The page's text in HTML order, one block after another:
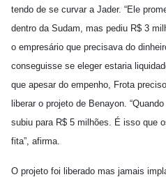
tendo de se curvar a Jader. “Ele
dentro da Sudam, mas pediu R$ 3
o empresário que precisava do
conseguisse se eleger estaria
que apesar do empenho, Frota
liberar o projeto de Benayon.
subiu para R$ 5 milhões. É isso que
fita”, afirma.
O projeto foi liberado mas jamais